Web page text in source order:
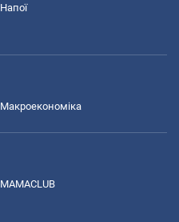
Напої
Макроекономіка
MAMACLUB